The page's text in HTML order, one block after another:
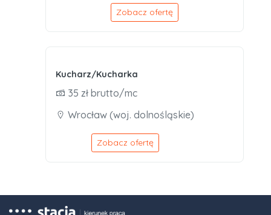
Zobacz ofertę
Kucharz/Kucharka
35 zł brutto/mc
Wrocław (woj. dolnośląskie)
Zobacz ofertę